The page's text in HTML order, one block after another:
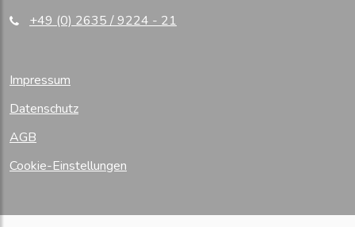
+49 (0) 2635 / 9224 - 21
Impressum
Datenschutz
AGB
Cookie-Einstellungen